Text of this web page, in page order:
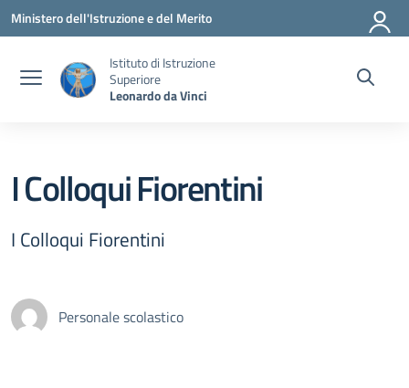
Vai ai contenuti
Vai al menu di navigazione
Vai al footer
Ministero dell'Istruzione e del Merito
Istituto di Istruzione
Superiore
Leonardo da Vinci
I Colloqui Fiorentini
I Colloqui Fiorentini
Personale scolastico